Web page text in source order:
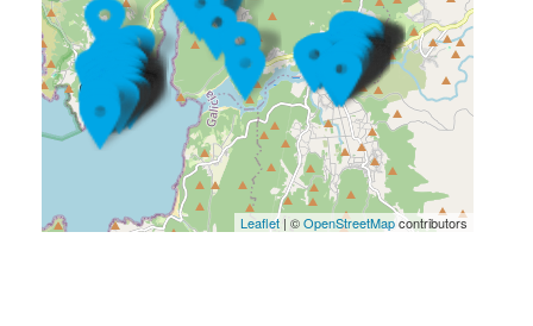
Leaflet| ©OpenStreetMapcontributors